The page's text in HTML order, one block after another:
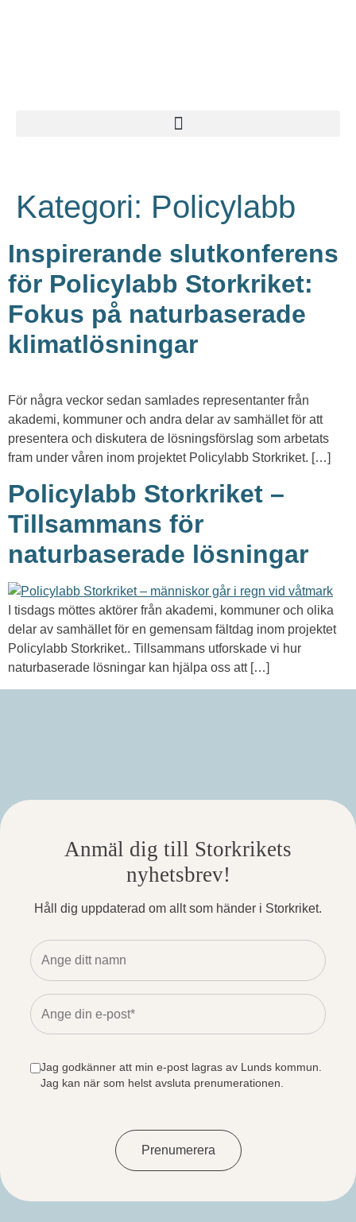
Kategori: Policylabb
Inspirerande slutkonferens
för Policylabb Storkriket:
Fokus på naturbaserade
klimatlösningar
För några veckor sedan samlades representanter från
akademi, kommuner och andra delar av samhället för att
presentera och diskutera de lösningsförslag som arbetats
fram under våren inom projektet Policylabb Storkriket. […]
Policylabb Storkriket –
Tillsammans för
naturbaserade lösningar
I tisdags möttes aktörer från akademi, kommuner och olika
delar av samhället för en gemensam fältdag inom projektet
Policylabb Storkriket.. Tillsammans utforskade vi hur
naturbaserade lösningar kan hjälpa oss att […]
Anmäl dig till Storkrikets
nyhetsbrev!
Håll dig uppdaterad om allt som händer i Storkriket.
Jag godkänner att min e-post lagras av Lunds kommun.
Jag kan när som helst avsluta prenumerationen.
Prenumerera